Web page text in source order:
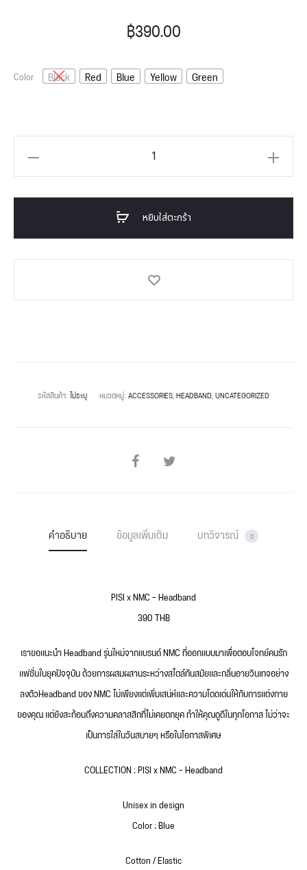
฿390.00
Color Black Red Blue Yellow Green
หยิบใส่ตะกร้า
รหัสสินค้า: ไม่ระบุ หมวดหมู่: ACCESSORIES HEADBAND UNCATEGORIZED
คำอธิบาย ข้อมูลเพิ่มเติม บทวิจารณ์ 0
PISI x NMC – Headband
390 THB
เราขอแนะนำ Headband รุ่นใหม่จากแบรนด์ NMC ที่ออกแบบมาเพื่อตอบโจทย์คนรัก
แฟชั่นในยุคปัจจุบัน ด้วยการผสมผสานระหว่างสไตล์ทันสมัยและกลิ่นอายวินเทจอย่าง
ลงตัวHeadband ของ NMC ไม่เพียงแต่เพิ่มเสน่ห์และความโดดเด่นให้กับการแต่งกาย
ของคุณ แต่ยังสะท้อนถึงความคลาสสิกที่ไม่เคยตกยุค ทำให้คุณดูดีในทุกโอกาส ไม่ว่าจะ
เป็นการใส่ในวันสบายๆ หรือในโอกาสพิเศษ
COLLECTION : PISI x NMC – Headband
Unisex in design
Color : Blue
Cotton / Elastic